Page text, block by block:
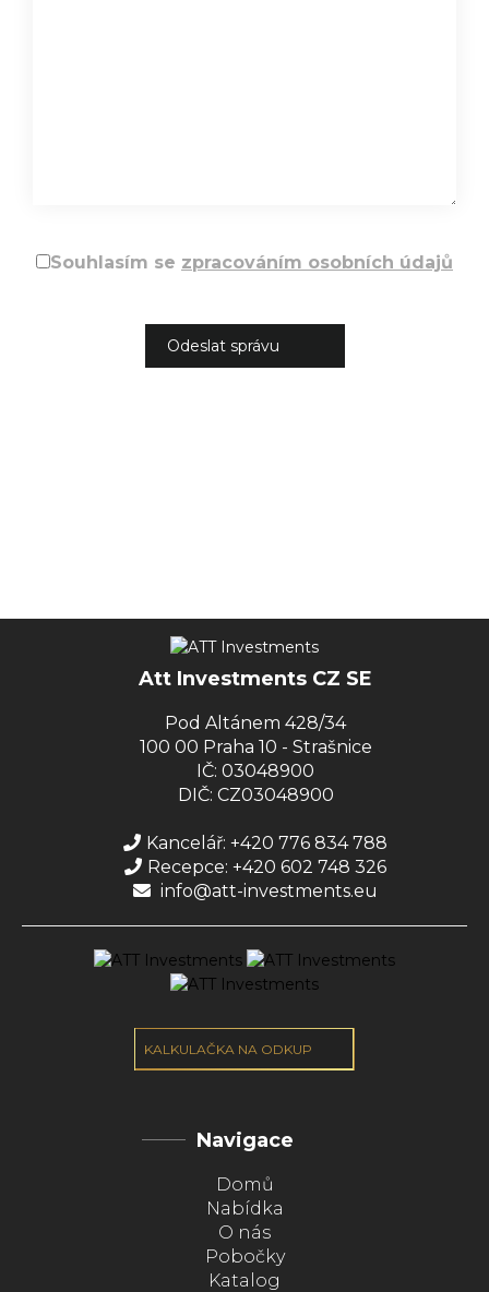
Souhlasím se zpracováním osobních údajů
Att Investments CZ SE
Pod Altánem 428/34
100 00 Praha 10 - Strašnice
IČ: 03048900
DIČ: CZ03048900
Kancelář: +420 776 834 788
Recepce: +420 602 748 326
info@att-investments.eu
KALKULAČKA NA ODKUP
Navigace
Domů
Nabídka
O nás
Pobočky
Katalog